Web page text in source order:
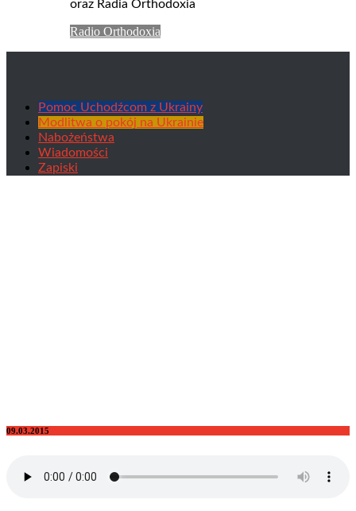
oraz Radia Orthodoxia
Radio Orthodoxia
Pomoc Uchodźcom z Ukrainy
Modlitwa o pokój na Ukrainie
Nabożeństwa
Wiadomości
Zapiski
09.03.2015